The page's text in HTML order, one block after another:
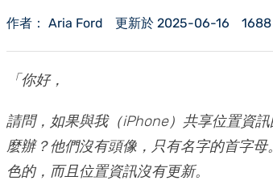
作者： Aria Ford 更新於 2025-06-16
「你好，
請問，如果與我（iPhone）共享位置資
麼辦？他們沒有頭像，只有名字的首字
色的，而且位置資訊沒有更新。